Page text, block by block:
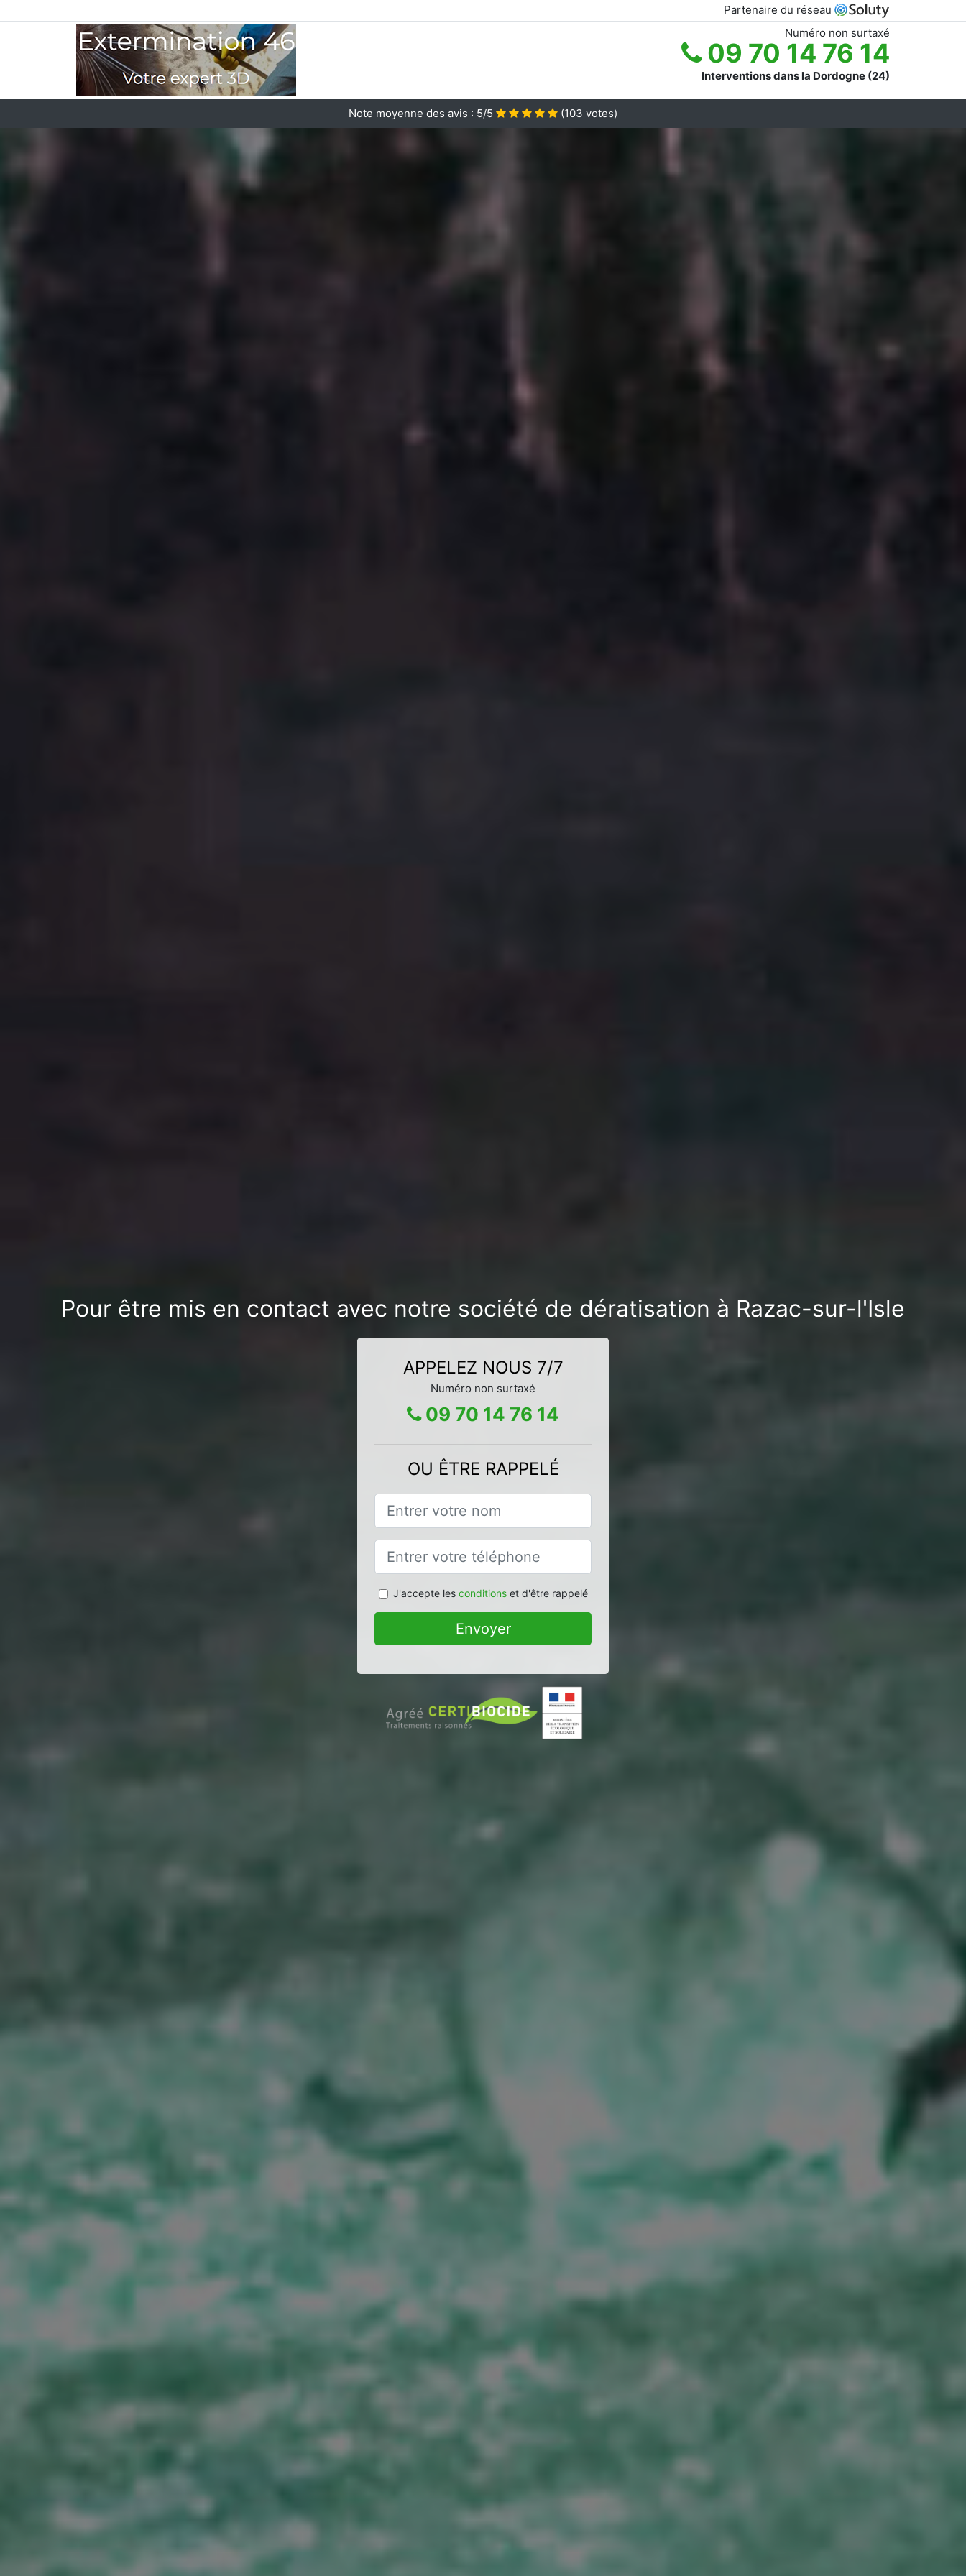
Partenaire du réseau
Numéro non surtaxé
09 70 14 76 14
Interventions dans la Dordogne (24)
Note moyenne des avis : 5/5 (103 votes)
Pour être mis en contact avec notre société de dératisation à Razac-sur-l'Isle
APPELEZ NOUS 7/7
Numéro non surtaxé
09 70 14 76 14
OU ÊTRE RAPPELÉ
J'accepte les conditionset d'être rappelé
Envoyer